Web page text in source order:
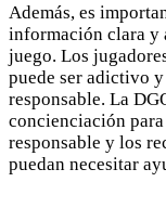
Además, es
información clara y
juego. Los
puede ser adictivo
responsable. La
concienciación
responsable y los
puedan necesitar